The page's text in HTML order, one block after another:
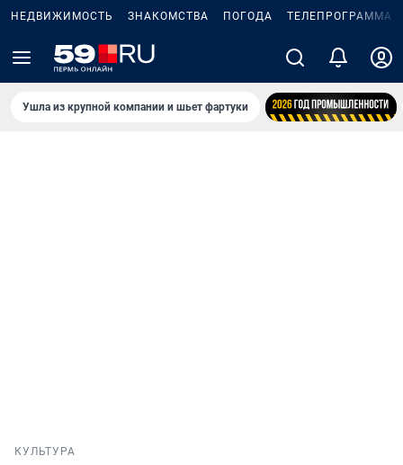
НЕДВИЖИМОСТЬ ЗНАКОМСТВА ПОГОДА ТЕЛЕПРОГРАММА
Ушла из крупной компании и шьет фартуки
КУЛЬТУРА